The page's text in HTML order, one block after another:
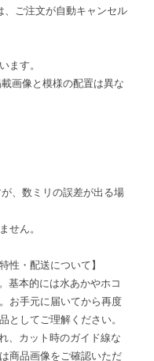
、ご注文が自動キャンセル
ます。
画像と模様の配置は異な
、数ミリの誤差が出る場
せん。
性・配送について】
基本的には水あかやホコ
お手元に届いてから再度
としてご理解ください。
、カット時のガイド線な
商品画像をご確認いただ